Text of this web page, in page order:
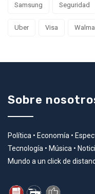
Samsung Seguridad
Uber Visa
Sobre
Política • Economía •
Tecnología • Música •
Mundo a un click de